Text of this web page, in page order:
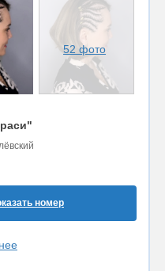
52 фото
номер